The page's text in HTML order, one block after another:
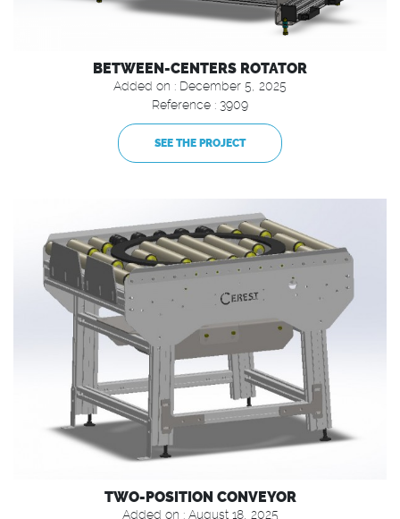
BETWEEN-CENTERS ROTATOR
Added on : December 5, 2025
Reference : 3909
SEE THE PROJECT
TWO-POSITION CONVEYOR
Added on : August 18, 2025